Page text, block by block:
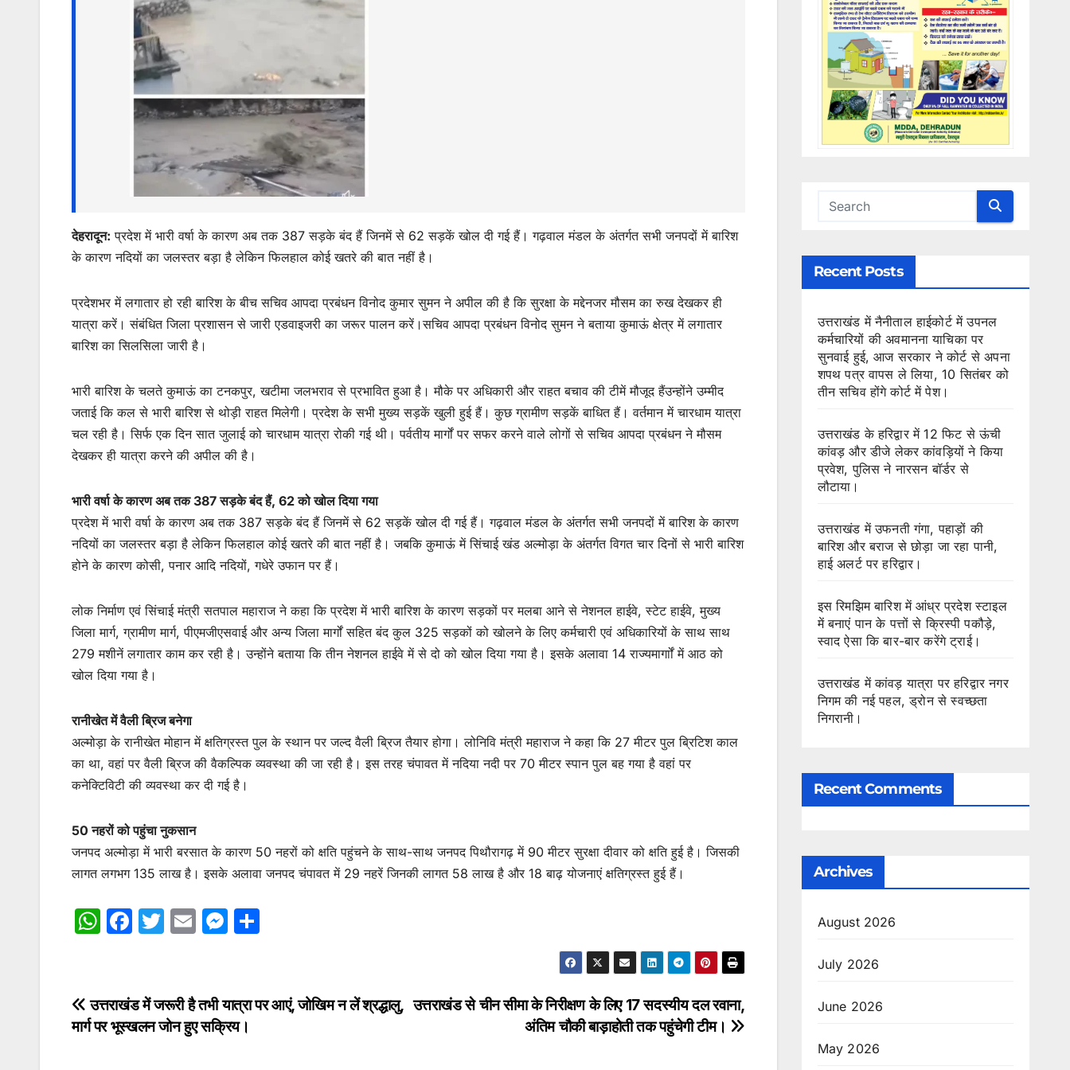
b
o
o
k
g
er
देहरादून: प्रदेश में भारी वर्षा के कारण अब तक 387 सड़के बंद हैं जिनमें से 62 सड़कें खोल दी गई हैं। गढ़वाल मंडल के अंतर्गत सभी जनपदों में बारिश
के कारण नदियों का जलस्तर बड़ा है लेकिन फिलहाल कोई खतरे की बात नहीं है।
प्रदेशभर में लगातार हो रही बारिश के बीच सचिव आपदा प्रबंधन विनोद कुमार सुमन ने अपील की है कि सुरक्षा के मद्देनजर मौसम का रुख देखकर ही
यात्रा करें। संबंधित जिला प्रशासन से जारी एडवाइजरी का जरूर पालन करें।सचिव आपदा प्रबंधन विनोद सुमन ने बताया कुमाऊं क्षेत्र में लगातार
बारिश का सिलसिला जारी है।
भारी बारिश के चलते कुमाऊं का टनकपुर, खटीमा जलभराव से प्रभावित हुआ है। मौके पर अधिकारी और राहत बचाव की टीमें मौजूद हैंउन्होंने उम्मीद
जताई कि कल से भारी बारिश से थोड़ी राहत मिलेगी। प्रदेश के सभी मुख्य सड़कें खुली हुई हैं। कुछ ग्रामीण सड़कें बाधित हैं। वर्तमान में चारधाम यात्रा
चल रही है। सिर्फ एक दिन सात जुलाई को चारधाम यात्रा रोकी गई थी। पर्वतीय मार्गों पर सफर करने वाले लोगों से सचिव आपदा प्रबंधन ने मौसम
देखकर ही यात्रा करने की अपील की है।
भारी वर्षा के कारण अब तक 387 सड़के बंद हैं, 62 को खोल दिया गया
प्रदेश में भारी वर्षा के कारण अब तक 387 सड़के बंद हैं जिनमें से 62 सड़कें खोल दी गई हैं। गढ़वाल मंडल के अंतर्गत सभी जनपदों में बारिश के कारण
नदियों का जलस्तर बड़ा है लेकिन फिलहाल कोई खतरे की बात नहीं है। जबकि कुमाऊं में सिंचाई खंड अल्मोड़ा के अंतर्गत विगत चार दिनों से भारी बारिश
होने के कारण कोसी, पनार आदि नदियों, गधेरे उफान पर हैं।
लोक निर्माण एवं सिंचाई मंत्री सतपाल महाराज ने कहा कि प्रदेश में भारी बारिश के कारण सड़कों पर मलबा आने से नेशनल हाईवे, स्टेट हाईवे, मुख्य
जिला मार्ग, ग्रामीण मार्ग, पीएमजीएसवाई और अन्य जिला मार्गों सहित बंद कुल 325 सड़कों को खोलने के लिए कर्मचारी एवं अधिकारियों के साथ साथ
279 मशीनें लगातार काम कर रही है। उन्होंने बताया कि तीन नेशनल हाईवे में से दो को खोल दिया गया है। इसके अलावा 14 राज्यमार्गाों में आठ को
खोल दिया गया है।
रानीखेत में वैली ब्रिज बनेगा
अल्मोड़ा के रानीखेत मोहान में क्षतिग्रस्त पुल के स्थान पर जल्द वैली ब्रिज तैयार होगा। लोनिवि मंत्री महाराज ने कहा कि 27 मीटर पुल ब्रिटिश काल
का था, वहां पर वैली ब्रिज की वैकल्पिक व्यवस्था की जा रही है। इस तरह चंपावत में नदिया नदी पर 70 मीटर स्पान पुल बह गया है वहां पर
कनेक्टिविटी की व्यवस्था कर दी गई है।
50 नहरों को पहुंचा नुकसान
जनपद अल्मोड़ा में भारी बरसात के कारण 50 नहरों को क्षति पहुंचने के साथ-साथ जनपद पिथौरागढ़ में 90 मीटर सुरक्षा दीवार को क्षति हुई है। जिसकी
लागत लगभग 135 लाख है। इसके अलावा जनपद चंपावत में 29 नहरें जिनकी लागत 58 लाख है और 18 बाढ़ योजनाएं क्षतिग्रस्त हुई हैं।
W
s
A
F
e
b
T
er
E
l
M
s
e
e
Post
navigation
उत्तराखंड से चीन सीमा के निरीक्षण के लिए 17 सदस्यीय दल रवाना,
अंतिम चौकी बाड़ाहोती तक पहुंचेगी टीम।
उत्तराखंड में जरूरी है तभी यात्रा पर आएं, जोखिम न लें श्रद्धालु,
मार्ग पर भूस्खलन जोन हुए सक्रिय।
Recent Posts
उत्तराखंड में नैनीताल हाईकोर्ट में उपनल
कर्मचारियों की अवमानना याचिका पर
सुनवाई हुई, आज सरकार ने कोर्ट से अपना
शपथ पत्र वापस ले लिया, 10 सितंबर को
तीन सचिव होंगे कोर्ट में पेश।
उत्तराखंड के हरिद्वार में 12 फिट से ऊंची
कांवड़ और डीजे लेकर कांवड़ियों ने किया
प्रवेश, पुलिस ने नारसन बॉर्डर से
लौटाया।
उत्तराखंड में उफनती गंगा, पहाड़ों की
बारिश और बराज से छोड़ा जा रहा पानी,
हाई अलर्ट पर हरिद्वार।
इस रिमझिम बारिश में आंध्र प्रदेश स्टाइल
में बनाएं पान के पत्तों से क्रिस्पी पकौड़े,
स्वाद ऐसा कि बार-बार करेंगे ट्राई।
उत्तराखंड में कांवड़ यात्रा पर हरिद्वार नगर
निगम की नई पहल, ड्रोन से स्वच्छता
निगरानी।
Recent Comments
Archives
August 2026
July 2026
June 2026
May 2026